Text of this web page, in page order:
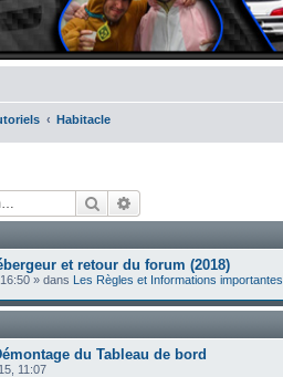
Habitacle
Rechercher
et retour du forum (2018)
» dans Les Règles et Informations importantes
du Tableau de bord
11:07